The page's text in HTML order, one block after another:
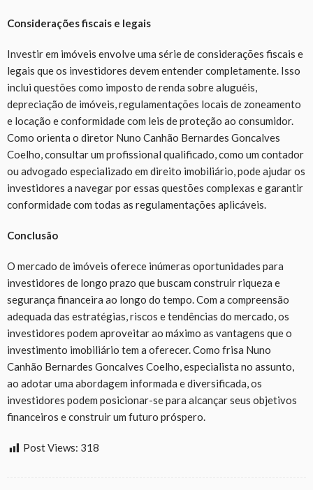
Considerações fiscais e legais
Investir em imóveis envolve uma série de considerações fiscais e
legais que os investidores devem entender completamente. Isso
inclui questões como imposto de renda sobre aluguéis,
depreciação de imóveis, regulamentações locais de zoneamento
e locação e conformidade com leis de proteção ao consumidor.
Como orienta o diretor Nuno Canhão Bernardes Goncalves
Coelho, consultar um profissional qualificado, como um contador
ou advogado especializado em direito imobiliário, pode ajudar os
investidores a navegar por essas questões complexas e garantir
conformidade com todas as regulamentações aplicáveis.
Conclusão
O mercado de imóveis oferece inúmeras oportunidades para
investidores de longo prazo que buscam construir riqueza e
segurança financeira ao longo do tempo. Com a compreensão
adequada das estratégias, riscos e tendências do mercado, os
investidores podem aproveitar ao máximo as vantagens que o
investimento imobiliário tem a oferecer. Como frisa Nuno
Canhão Bernardes Goncalves Coelho, especialista no assunto,
ao adotar uma abordagem informada e diversificada, os
investidores podem posicionar-se para alcançar seus objetivos
financeiros e construir um futuro próspero.
Post Views: 318